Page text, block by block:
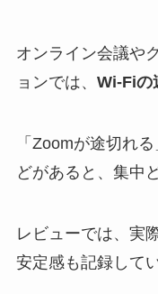
オンライン会議や
ョンでは、 Wi-Fiの
「Zoomが途切れ
どがあると、集中
レビューでは、実
安定感も記録して